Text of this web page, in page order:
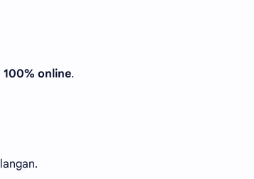
100% online.